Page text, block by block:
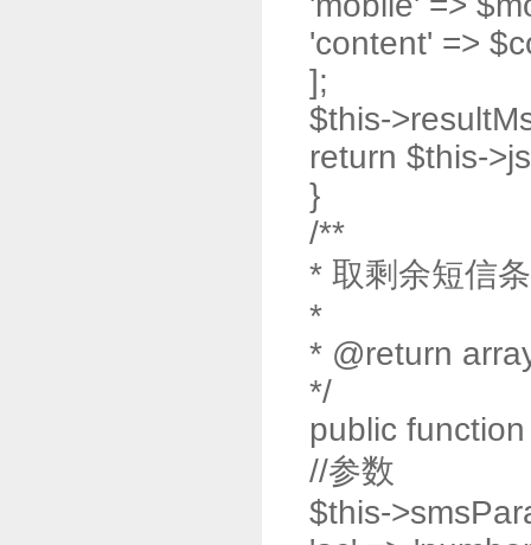
'content' =>
];
$this-
return $this-
}
/**
* 取剩余短信
*
* @return
*/
public
//参数
$this-